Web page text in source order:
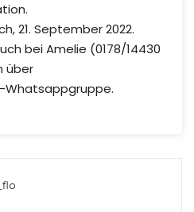
21. September 2022.
bei Amelie (0178/14430
über
Whatsappgruppe.